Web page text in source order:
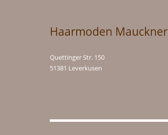
Haarmoden Mauckner
Quettinger Str. 150
51381 Leverkusen